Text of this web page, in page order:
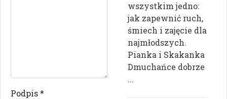
Podpis*
wszystkim jedno:
jak zapewnić ruch,
śmiech i zajęcie dla
najmłodszych.
Pianka i Skakanka
Dmuchańce dobrze
...